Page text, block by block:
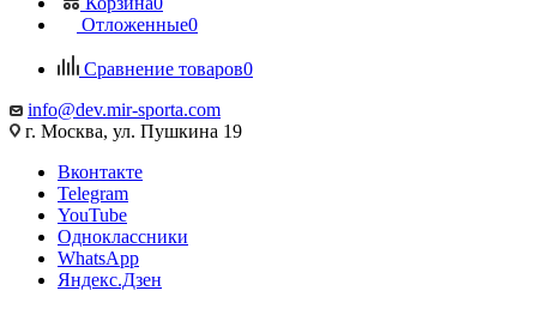
Отложенные0
Сравнение товаров0
info@dev.mir-sporta.com
г. Москва, ул. Пушкина 19
Вконтакте
Telegram
YouTube
Одноклассники
WhatsApp
Яндекс.Дзен